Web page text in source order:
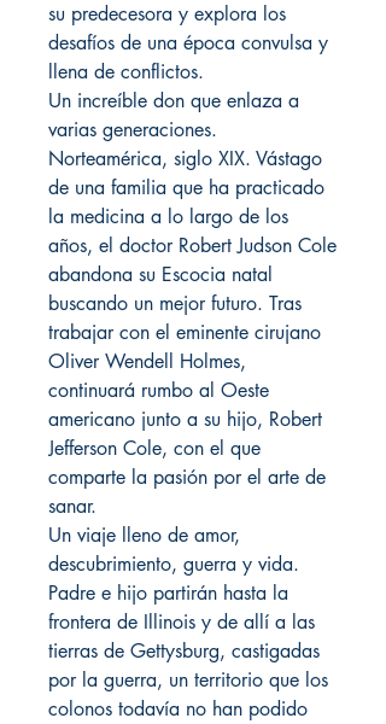
su predecesora y explora los
desafíos de una época convulsa y
llena de conflictos.
Un increíble don que enlaza a
varias generaciones.
Norteamérica, siglo XIX. Vástago
de una familia que ha practicado
la medicina a lo largo de los
años, el doctor Robert Judson Cole
abandona su Escocia natal
buscando un mejor futuro. Tras
trabajar con el eminente cirujano
Oliver Wendell Holmes,
continuará rumbo al Oeste
americano junto a su hijo, Robert
Jefferson Cole, con el que
comparte la pasión por el arte de
sanar.
Un viaje lleno de amor,
descubrimiento, guerra y vida.
Padre e hijo partirán hasta la
frontera de Illinois y de allí a las
tierras de Gettysburg, castigadas
por la guerra, un territorio que los
colonos todavía no han podido